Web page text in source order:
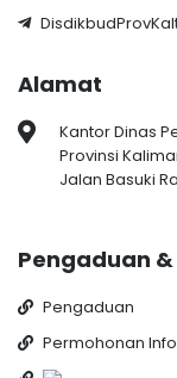
Alamat
Kantor Dinas
Provinsi
Jalan Basuki
Pengaduan
Pengaduan
Permohonan